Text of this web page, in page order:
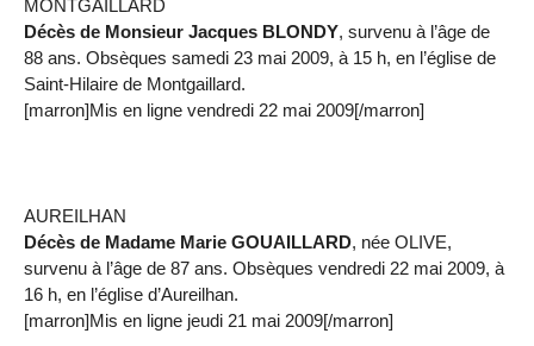
MONTGAILLARD
Décès de Monsieur Jacques BLONDY, survenu à l’âge de
88 ans. Obsèques samedi 23 mai 2009, à 15 h, en l’église de
Saint-Hilaire de Montgaillard.
[marron]Mis en ligne vendredi 22 mai 2009[/marron]
AUREILHAN
Décès de Madame Marie GOUAILLARD, née OLIVE,
survenu à l’âge de 87 ans. Obsèques vendredi 22 mai 2009, à
16 h, en l’église d’Aureilhan.
[marron]Mis en ligne jeudi 21 mai 2009[/marron]